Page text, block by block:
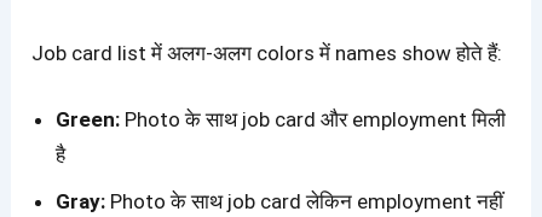
Job card list में अलग-अलग colors में names show होते हैं:
Green: Photo के साथ job card और employment मिली
है
Gray: Photo के साथ job card लेकिन employment नहीं